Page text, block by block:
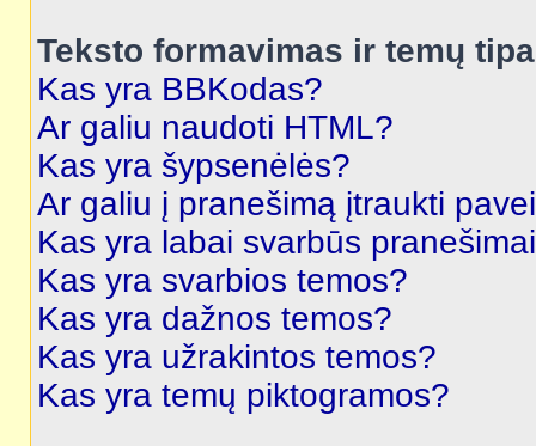
Teksto formavimas ir temų
Kas yra BBKodas?
Ar galiu naudoti HTML?
Kas yra šypsenėlės?
Ar galiu į pranešimą įtraukti
Kas yra labai svarbūs
Kas yra svarbios temos?
Kas yra dažnos temos?
Kas yra užrakintos temos?
Kas yra temų piktogramos?